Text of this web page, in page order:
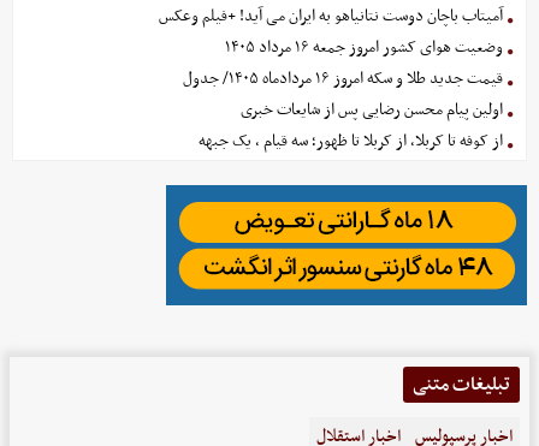
آمیتاب باچان دوست نتانیاهو به ایران می آید! +فیلم وعکس
وضعیت هوای کشور امروز جمعه ۱۶ مرداد ۱۴۰۵
قیمت جدید طلا و سکه امروز ۱۶ مردادماه ۱۴۰۵/ جدول
اولین پیام محسن رضایی پس از شایعات خبری
از کوفه تا کربلا، از کربلا تا ظهور؛ سه قیام ، یک جبهه
تبلیغات متنی
اخبار پرسپولیس اخبار استقلال